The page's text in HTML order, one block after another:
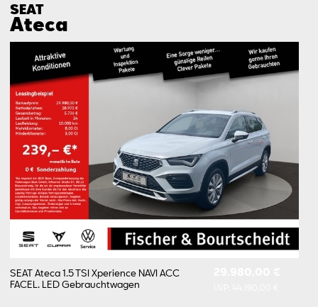
SEAT
Ateca
SEAT Ateca 1.5 TSI Xperience NAVI ACC
FACEL. LEDGebrauchtwagen